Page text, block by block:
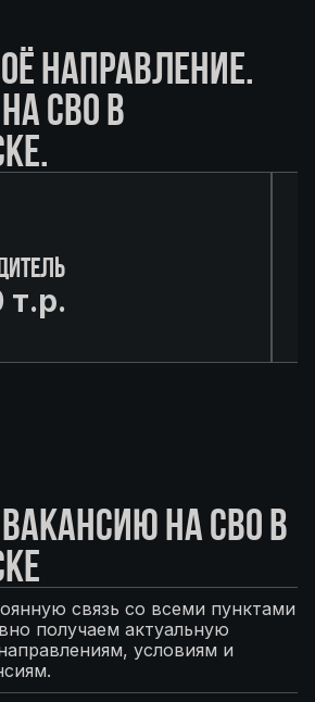
НАПРАВЛЕНИЕ.
СВО В
т.р.
НА СВО В
связь со всеми пунктами
получаем актуальную
условиям и